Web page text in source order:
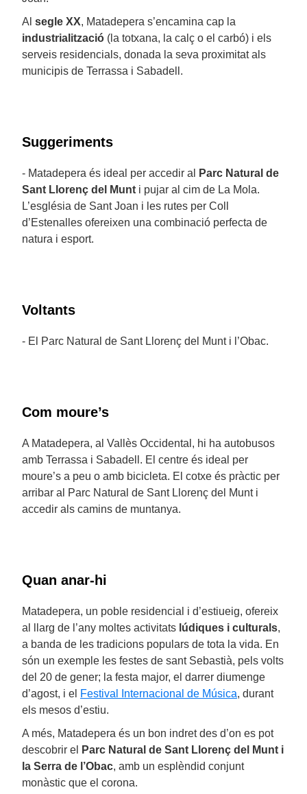
Al segle XX, Matadepera s’encamina cap la
industrialització (la totxana, la calç o el carbó) i els
serveis residencials, donada la seva proximitat als
municipis de Terrassa i Sabadell.
Suggeriments
- Matadepera és ideal per accedir al
Parc Natural de
Sant Llorenç del Munt i pujar al cim de La Mola.
L’església de Sant Joan i les rutes per Coll
d’Estenalles ofereixen una combinació perfecta de
natura i esport.
Voltants
- El Parc Natural de Sant Llorenç del Munt i l’Obac.
Com moure’s
A Matadepera, al Vallès Occidental, hi ha autobusos
amb Terrassa i Sabadell. El centre és ideal per
moure’s a peu o amb bicicleta. El cotxe és pràctic per
arribar al Parc Natural de Sant Llorenç del Munt i
accedir als camins de muntanya.
Quan anar-hi
Matadepera, un poble residencial i d’estiueig, ofereix
al llarg de l’any moltes activitats lúdiques i culturals,
a banda de les tradicions populars de tota la vida. En
són un exemple les festes de sant Sebastià, pels volts
del 20 de gener; la festa major, el darrer diumenge
d’agost, i el Festival Internacional de Música, durant
els mesos d’estiu.
A més, Matadepera és un bon indret des d’on es pot
descobrir el
Parc Natural de Sant Llorenç del Munt i
la Serra de l’Obac, amb un esplèndid conjunt
monàstic que el corona.